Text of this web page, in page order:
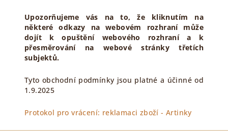
Upozorňujeme vás na to, že kliknutím na
některé odkazy na webovém rozhraní může
dojít k opuštění webového rozhraní a k
přesměrování na webové stránky třetích
subjektů.
Tyto obchodní podmínky jsou platné a účinné od
1.9.2025
Protokol pro vrácení: reklamaci zboží - Artinky